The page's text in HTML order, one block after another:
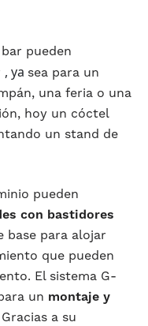
pueden
, ya sea para un
una feria o una
hoy un cóctel
un stand de
pueden
con bastidores
base para alojar
que pueden
El sistema G-
un montaje y
Gracias a su